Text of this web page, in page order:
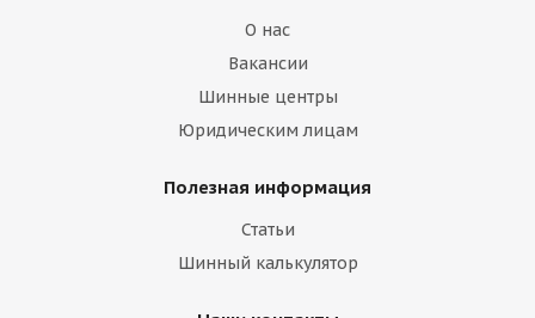
О нас
Вакансии
Шинные центры
Юридическим лицам
Полезная информация
Статьи
Шинный калькулятор